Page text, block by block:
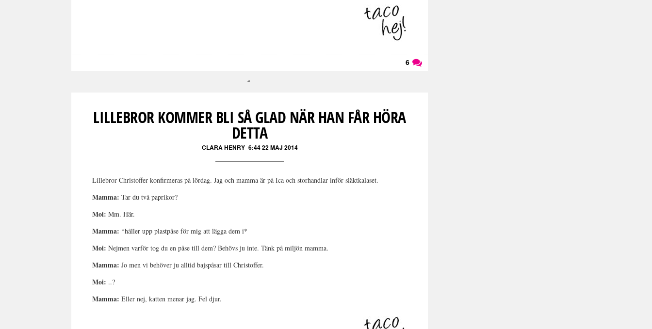
6
LILLEBROR KOMMER BLI SÅ GLAD NÄR HAN FÅR HÖRA
DETTA
CLARA HENRY 6:44 22 MAJ 2014
Lillebror Christoffer konfirmeras på lördag. Jag och mamma är på Ica och storhandlar inför släktkalaset.
Mamma:Tar du två paprikor?
Moi:Mm. Här.
Mamma: *håller upp plastpåse för mig att lägga dem i*
Moi:Nejmen varför tog du en påse till dem? Behövs ju inte. Tänk på miljön mamma.
Mamma:Jo men vi behöver ju alltid bajspåsar till Christoffer.
Moi: ..?
Mamma:Eller nej, katten menar jag. Fel djur.